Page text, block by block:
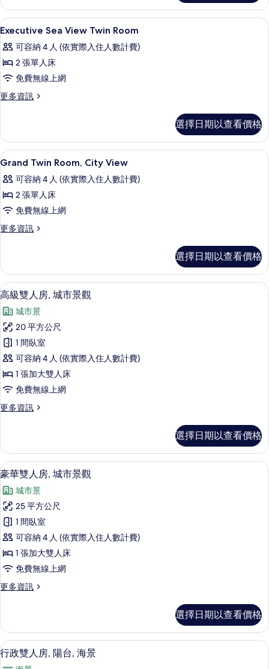
所
有
片
View
King
Room
詳
情
顯
示
Executive
Sea
View
Twin
所
有
片
迷你吧、客房內保險箱、書桌、筆電
5
Executive Sea View Twin Room
可容納 4 人 (依實際入住人數計費)
2 張單人床
免費無線上網
更多資訊
更
View
Twin
Room
詳
情
選擇日期以查看價格
顯
示
Grand
Twin
Room,
City
所
有
相
片
迷你吧、客房內保險箱、書桌、筆電
8
Grand Twin Room, City View
可容納 4 人 (依實際入住人數計費)
2 張單人床
免費無線上網
更多資訊
更
Room,
City
View
詳
情
選擇日期以查看價格
顯
示
高
級
雙
人
房,
城
市
觀
的
所
有
相
片
7
高級雙人房, 城市景觀
城市景
20 平方公尺
1 間臥室
可容納 4 人 (依實際入住人數計費)
1 張加大雙人床
免費無線上網
更多資訊
更
雙
人
房,
市
景
觀
的
詳
情
選擇日期以查看價格
顯
示
豪
華
雙
人
房,
城
市
觀
的
所
6
豪華雙人房, 城市景觀
城市景
25 平方公尺
1 間臥室
可容納 4 人 (依實際入住人數計費)
1 張加大雙人床
免費無線上網
更多資訊
更
雙
人
房,
城
選擇日期以查看價格
顯
示
迷你吧、客房內保險箱、書桌、筆電
5
行政雙人房, 陽台, 海景